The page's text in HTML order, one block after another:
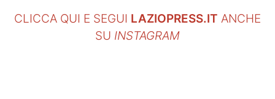
CLICCA QUI E SEGUI LAZIOPRESS.IT ANCHE
SU INSTAGRAM